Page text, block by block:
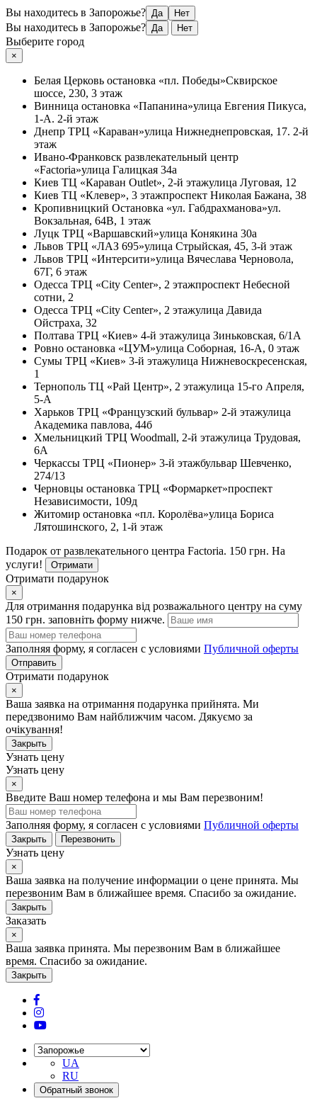
Вы находитесь в Запорожье? Да Нет
Вы находитесь в Запорожье? Да Нет
Выберите город
×
Белая Церковь остановка «пл. Победы»Сквирское
шоссе, 230, 3 этаж
Винница остановка «Папанина»улица Евгения Пикуса,
1-А. 2-й этаж
Днепр ТРЦ «Караван»улица Нижнеднепровская, 17. 2-й
этаж
Ивано-Франковск развлекательный центр
«Factoria»улица Галицкая 34а
Киев ТЦ «Караван Outlet», 2-й этажулица Луговая, 12
Киев ТЦ «Клевер», 3 этажпроспект Николая Бажана, 38
Кропивницкий Остановка «ул. Габдрахманова»ул.
Вокзальная, 64В, 1 этаж
Луцк ТРЦ «Варшавский»улица Конякина 30а
Львов ТРЦ «ЛАЗ 695»улица Стрыйская, 45, 3-й этаж
Львов ТРЦ «Интерсити»улица Вячеслава Черновола,
67Г, 6 этаж
Одесса ТРЦ «City Center», 2 этажпроспект Небесной
сотни, 2
Одесса ТРЦ «City Center», 2 этажулица Давида
Ойстраха, 32
Полтава ТРЦ «Киев» 4-й этажулица Зиньковская, 6/1А
Ровно остановка «ЦУМ»улица Соборная, 16-А, 0 этаж
Сумы ТРЦ «Киев» 3-й этажулица Нижневоскресенская,
1
Тернополь ТЦ «Рай Центр», 2 этажулица 15-го Апреля,
5-А
Харьков ТРЦ «Французский бульвар» 2-й этажулица
Академика павлова, 44б
Хмельницкий ТРЦ Woodmall, 2-й этажулица Трудовая,
6А
Черкассы ТРЦ «Пионер» 3-й этажбульвар Шевченко,
274/13
Черновцы остановка ТРЦ «Формаркет»проспект
Независимости, 109д
Житомир остановка «пл. Королёва»улица Бориса
Лятошинского, 2, 1-й этаж
Подарок от развлекательного центра Factoria. 150 грн. На
услуги!
Отримати
Отримати подарунок
×
Для отримання подарунка від розважального центру на суму
150 грн. заповніть форму нижче.
Заполняя форму, я согласен с условиями Публичной оферты
Отправить
Отримати подарунок
×
Ваша заявка на отримання подарунка прийнята. Ми
передзвонимо Вам найближчим часом. Дякуємо за
очікування!
Закрыть
Узнать цену
Узнать цену
×
Введите Ваш номер телефона и мы Вам перезвоним!
Заполняя форму, я согласен с условиями Публичной оферты
Закрыть Перезвонить
Узнать цену
×
Ваша заявка на получение информации о цене принята. Мы
перезвоним Вам в ближайшее время. Спасибо за ожидание.
Закрыть
Заказать
×
Ваша заявка принята. Мы перезвоним Вам в ближайшее
время. Спасибо за ожидание.
Закрыть
UA
RU
Обратный звонок